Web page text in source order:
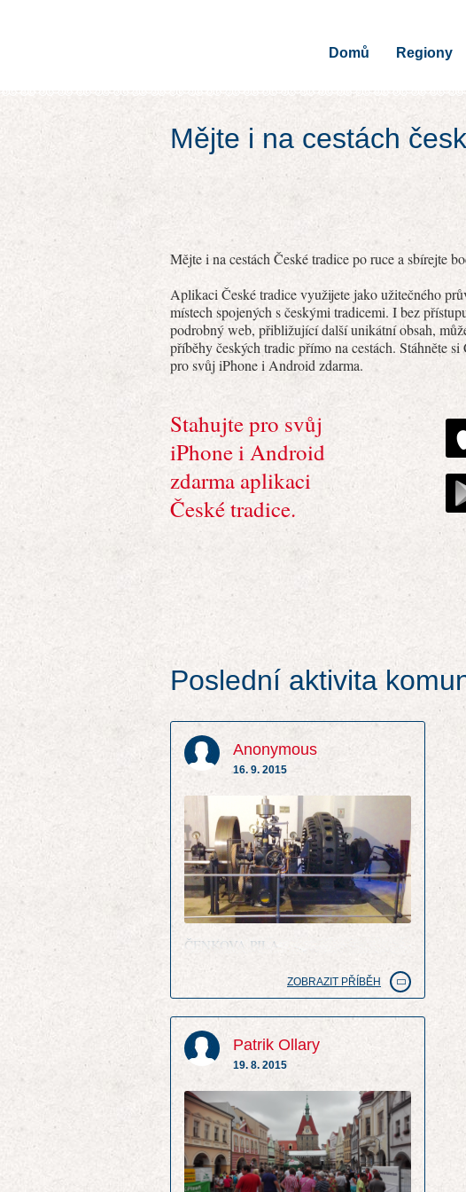
Domů Regiony
Mějte i na cestách
Mějte i na cestách České tradice po ruce a sbírejte
Aplikaci České tradice využijete jako užitečného
místech spojených s českými tradicemi. I bez
podrobný web, přibližující další unikátní obsah,
příběhy českých tradic přímo na cestách. Stáhněte si
pro svůj iPhone i Android zdarma.
Stahujte pro svůj
iPhone i Android
zdarma aplikaci
České tradice.
Poslední aktivita
Anonymous
16. 9. 2015
ČENKOVA PILA
ZOBRAZIT PŘÍBĚH
Patrik Ollary
19. 8. 2015